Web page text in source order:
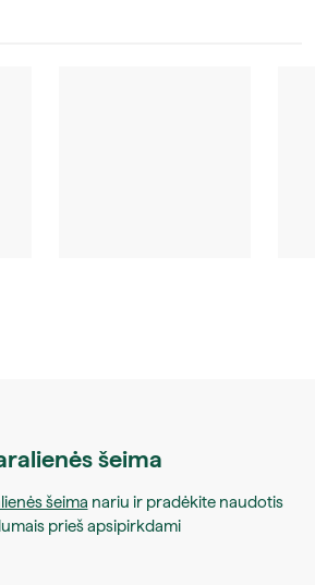
šeima
šeima nariu ir pradėkite naudotis
prieš apsipirkdami